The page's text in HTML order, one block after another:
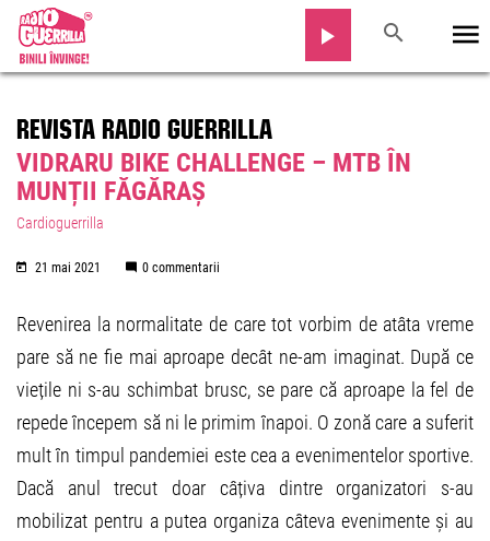
REVISTA RADIO GUERRILLA
VIDRARU BIKE CHALLENGE – MTB ÎN
MUNȚII FĂGĂRAȘ
Cardioguerrilla
21 mai 2021 0 commentarii
Revenirea la normalitate de care tot vorbim de atâta vreme
pare să ne fie mai aproape decât ne-am imaginat. După ce
viețile ni s-au schimbat brusc, se pare că aproape la fel de
repede începem să ni le primim înapoi. O zonă care a suferit
mult în timpul pandemiei este cea a evenimentelor sportive.
Dacă anul trecut doar câțiva dintre organizatori s-au
mobilizat pentru a putea organiza câteva evenimente și au